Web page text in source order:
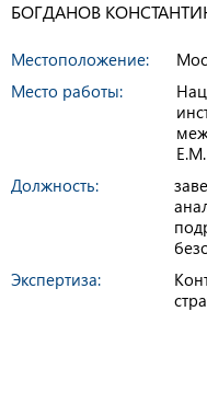
БОГДАНОВ
Местоположение:
Место работы:
Должность:
Экспертиза: